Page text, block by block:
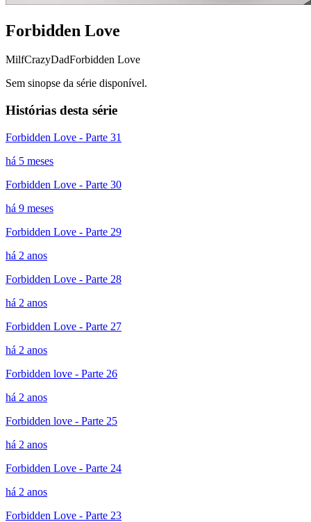
Forbidden Love
MilfCrazyDadForbidden Love
Sem sinopse da série disponível.
Histórias desta série
Forbidden Love - Parte 31
há 5 meses
Forbidden Love - Parte 30
há 9 meses
Forbidden Love - Parte 29
há 2 anos
Forbidden Love - Parte 28
há 2 anos
Forbidden Love - Parte 27
há 2 anos
Forbidden love - Parte 26
há 2 anos
Forbidden love - Parte 25
há 2 anos
Forbidden Love - Parte 24
há 2 anos
Forbidden Love - Parte 23